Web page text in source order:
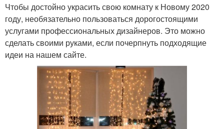
Чтобы достойно украсить свою комнату к Новому 2020
году, необязательно пользоваться дорогостоящими
услугами профессиональных дизайнеров. Это можно
сделать своими руками, если почерпнуть подходящие
идеи на нашем сайте.